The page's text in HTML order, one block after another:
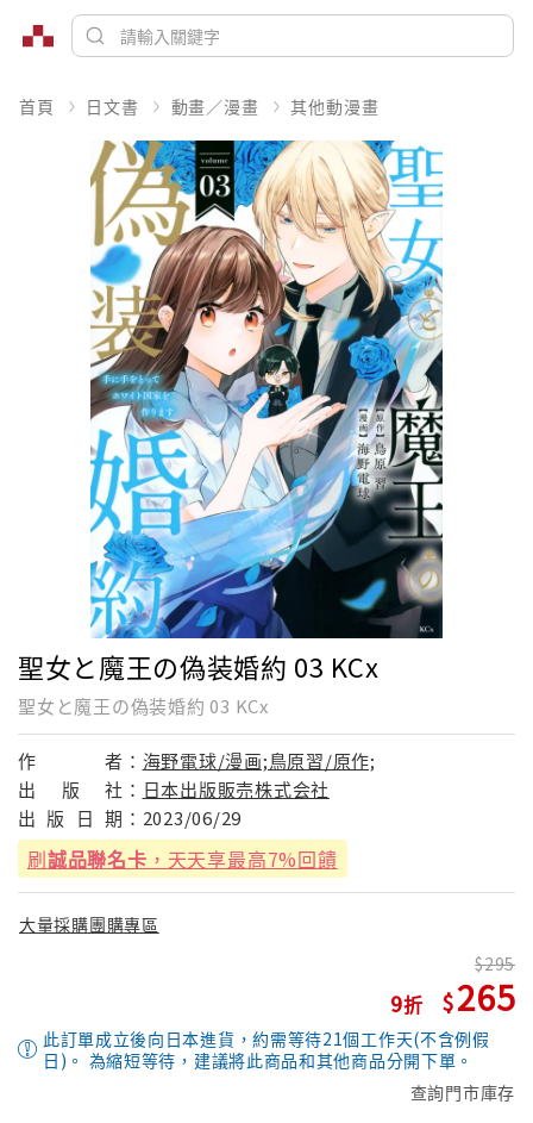
首頁 日文書 動畫／漫畫 其他動漫畫
聖女と魔王の偽装婚約 03 KCx
聖女と魔王の偽装婚約 03 KCx
作 者： 海野電球/漫画;鳥原習/原作;
出
版 社： 日本出版販売株式会社
出 版 日 期： 2023/06/29
刷誠品聯名卡 ，天天享最高7%回饋
大量採購團購專區
9
295
265
此訂單成立後向日本進貨，約需等待21個工作天(不含例假
日)。 為縮短等待，建議將此商品和其他商品分開下單。
查詢門市庫存